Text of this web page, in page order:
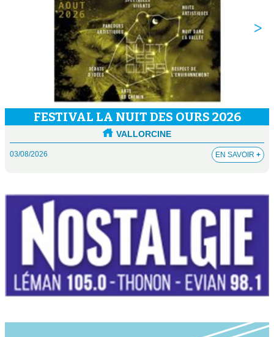
FESTIVAL LA NUIT DES OURS 2026
VALLORCINE
03/08/2026 EN SAVOIR +